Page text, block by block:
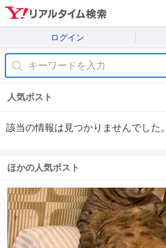
ログイン
人気ポスト
該当の情報は見つかりませんでした。
ほかの人気ポスト